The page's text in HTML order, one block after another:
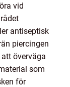
vid
antiseptisk
piercingen
överväga
som
för